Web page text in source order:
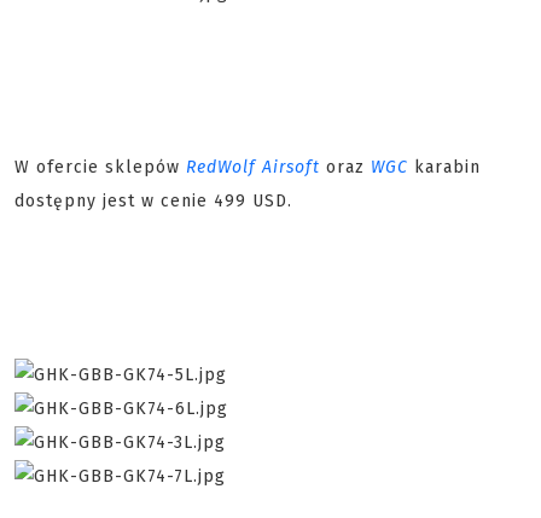
W ofercie sklepów RedWolf Airsoft oraz WGC karabin
dostępny jest w cenie 499 USD.